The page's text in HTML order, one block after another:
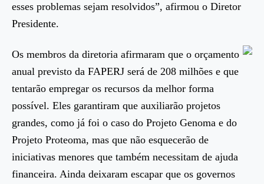
esses problemas sejam resolvidos”, afirmou o Diretor
Presidente.
Os membros da diretoria afirmaram que o orçamento
anual previsto da FAPERJ será de 208 milhões e que
tentarão empregar os recursos da melhor forma
possível. Eles garantiram que auxiliarão projetos
grandes, como já foi o caso do Projeto Genoma e do
Projeto Proteoma, mas que não esquecerão de
iniciativas menores que também necessitam de ajuda
financeira. Ainda deixaram escapar que os governos